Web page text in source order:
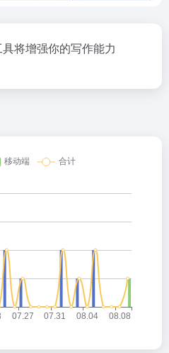
将增强你的写作能力